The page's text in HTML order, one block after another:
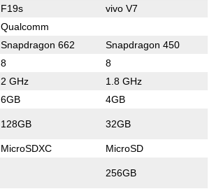
F19s vivo V7
Qualcomm
Snapdragon 662 Snapdragon 450
8 8
2 GHz 1.8 GHz
6GB 4GB
128GB 32GB
MicroSDXC MicroSD
256GB